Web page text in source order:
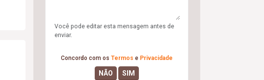
Você pode editar esta mensagem antes de
enviar.
Concordo com os Termos e Privacidade